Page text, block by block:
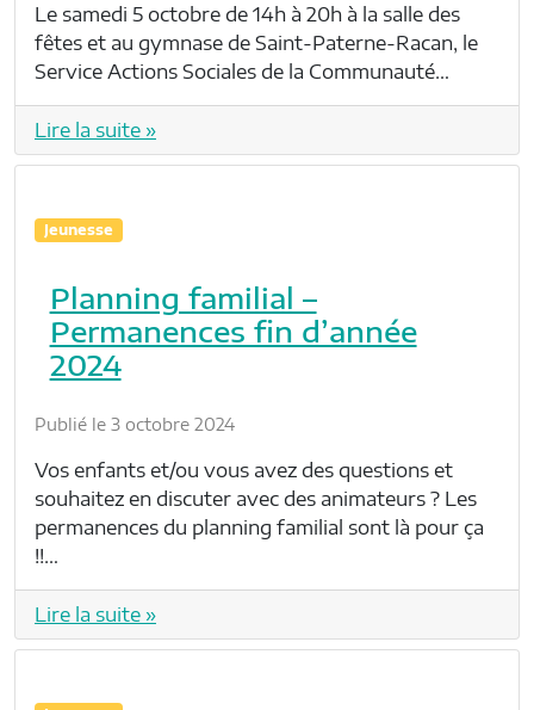
Le samedi 5 octobre de 14h à 20h à la salle des
fêtes et au gymnase de Saint-Paterne-Racan, le
Service Actions Sociales de la Communauté…
Lire la suite »
Jeunesse
Planning familial –
Permanences fin d’année
2024
Publié le 3 octobre 2024
Vos enfants et/ou vous avez des questions et
souhaitez en discuter avec des animateurs ? Les
permanences du planning familial sont là pour ça
!!…
Lire la suite »